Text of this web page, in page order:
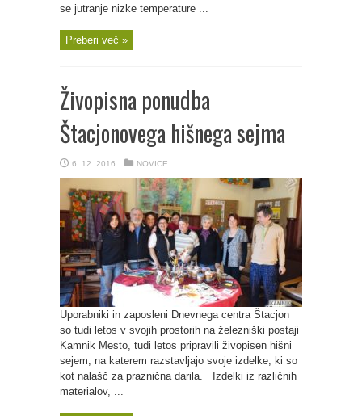
se jutranje nizke temperature ...
Preberi več »
Živopisna ponudba
Štacjonovega hišnega sejma
6. 12. 2016 NOVICE
Uporabniki in zaposleni Dnevnega centra Štacjon
so tudi letos v svojih prostorih na železniški postaji
Kamnik Mesto, tudi letos pripravili živopisen hišni
sejem, na katerem razstavljajo svoje izdelke, ki so
kot nalašč za praznična darila. Izdelki iz različnih
materialov, ...